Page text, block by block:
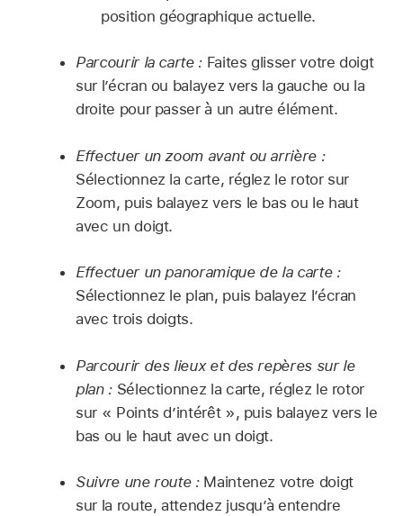
position géographique actuelle.
Parcourir la carte :Faites glisser votre doigt
sur l’écran ou balayez vers la gauche ou la
droite pour passer à un autre élément.
Effectuer un zoom avant ou arrière :
Sélectionnez la carte, réglez le rotor sur
Zoom, puis balayez vers le bas ou le haut
avec un doigt.
Effectuer un panoramique de la carte :
Sélectionnez le plan, puis balayez l’écran
avec trois doigts.
Parcourir des lieux et des repères sur le
plan :Sélectionnez la carte, réglez le rotor
sur « Points d’intérêt », puis balayez vers le
bas ou le haut avec un doigt.
Suivre une route :Maintenez votre doigt
sur la route, attendez jusqu’à entendre